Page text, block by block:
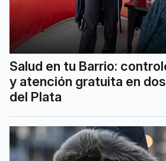
Salud en tu Barrio:
y atención gratuita en
del Plata